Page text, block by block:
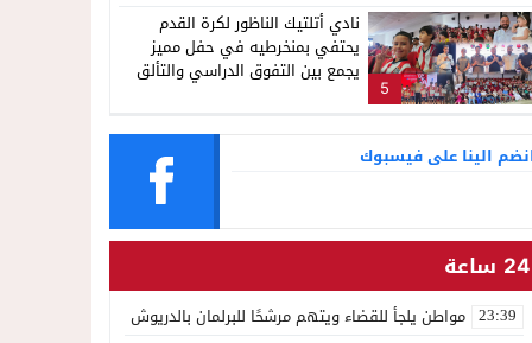
5
نادي أتلتيك الناظور لكرة القدم
يحتفي بمنخرطيه في حفل مميز
يجمع بين التفوق الدراسي والتألق
الينا على فيسبوك
24 ساعة
23:39 مواطن يلجأ للقضاء ويتهم مرشحًا للبرلمان بالدريوش بالاستيلاء على 22 مليون سنتيم